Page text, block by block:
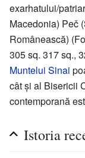
exarhatului/
Macedonia) Peč
Românească)
305 sq. 317 sq.,
Muntelui Sinai
cât și al Bisericii
contemporană
Istoria